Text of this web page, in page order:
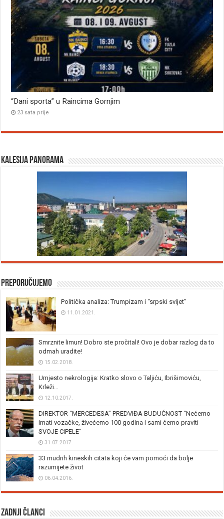
“Dani sporta” u Raincima Gornjim
23 sata prije
Kalesija panorama
Preporučujemo
Politička analiza: Trumpizam i “srpski svijet”
11.01.2021.
Smrznite limun! Dobro ste pročitali! Ovo je dobar razlog da to
odmah uradite!
15.02.2018.
Umjesto nekrologija: Kratko slovo o Taljiću, Ibrišimoviću,
Krleži…
12.10.2017.
DIREKTOR “MERCEDESA” PREDVIĐA BUDUĆNOST “Nećemo
imati vozačke, živećemo 100 godina i sami ćemo praviti
SVOJE CIPELE”
31.07.2017.
33 mudrih kineskih citata koji će vam pomoći da bolje
razumijete život
06.04.2016.
Zadnji članci